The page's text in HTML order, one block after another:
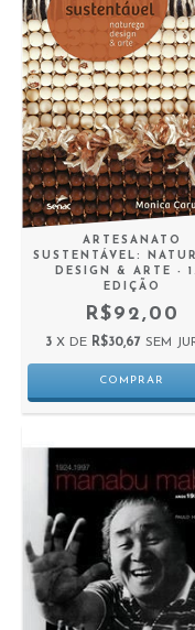
ARTESANATO
SUSTENTÁVEL:
DESIGN & ARTE -
EDIÇÃO
R$92,00
3 X DE R$30,67 SEM